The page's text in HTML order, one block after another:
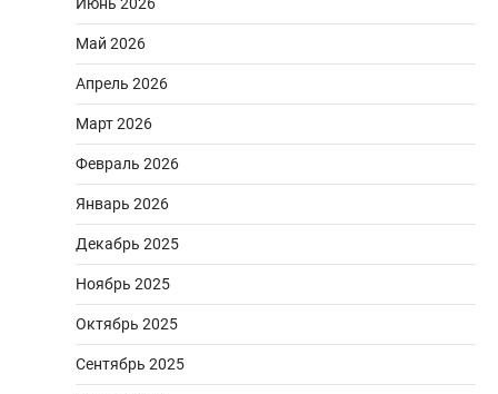
Июнь 2026
Май 2026
Апрель 2026
Март 2026
Февраль 2026
Январь 2026
Декабрь 2025
Ноябрь 2025
Октябрь 2025
Сентябрь 2025